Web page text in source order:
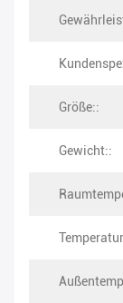
Größe::
Gewicht::